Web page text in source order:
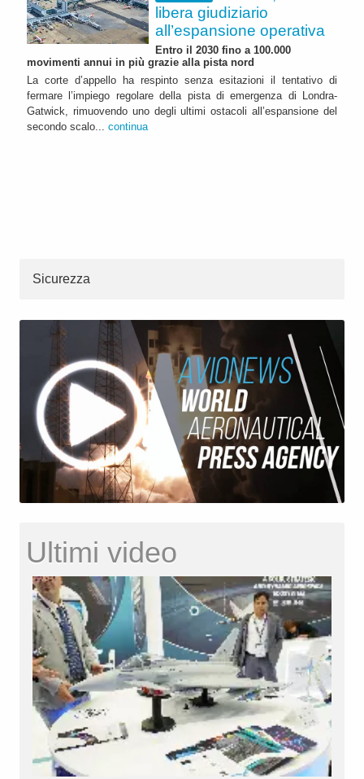
libera giudiziario
all’espansione operativa
Entro il 2030 fino a 100.000
movimenti annui in più grazie alla pista nord
La corte d’appello ha respinto senza esitazioni il tentativo di
fermare l’impiego regolare della pista di emergenza di Londra-
Gatwick, rimuovendo uno degli ultimi ostacoli all’espansione del
secondo scalo... continua
Sicurezza
Ultimi video